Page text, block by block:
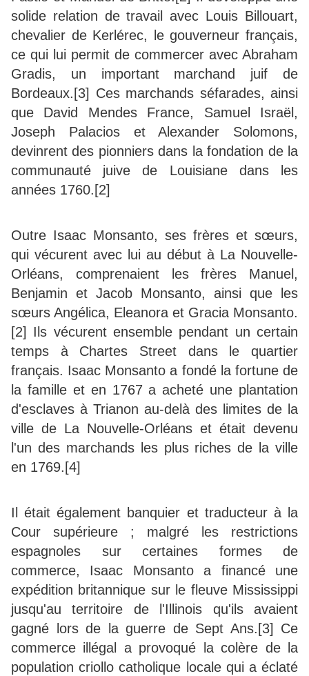
solide relation de travail avec Louis Billouart,
chevalier de Kerlérec, le gouverneur français,
ce qui lui permit de commercer avec Abraham
Gradis, un important marchand juif de
Bordeaux.[3] Ces marchands séfarades, ainsi
que David Mendes France, Samuel Israël,
Joseph Palacios et Alexander Solomons,
devinrent des pionniers dans la fondation de la
communauté juive de Louisiane dans les
années 1760.[2]
Outre Isaac Monsanto, ses frères et sœurs,
qui vécurent avec lui au début à La Nouvelle-
Orléans, comprenaient les frères Manuel,
Benjamin et Jacob Monsanto, ainsi que les
sœurs Angélica, Eleanora et Gracia Monsanto.
[2] Ils vécurent ensemble pendant un certain
temps à Chartes Street dans le quartier
français. Isaac Monsanto a fondé la fortune de
la famille et en 1767 a acheté une plantation
d'esclaves à Trianon au-delà des limites de la
ville de La Nouvelle-Orléans et était devenu
l'un des marchands les plus riches de la ville
en 1769.[4]
Il était également banquier et traducteur à la
Cour supérieure ; malgré les restrictions
espagnoles sur certaines formes de
commerce, Isaac Monsanto a financé une
expédition britannique sur le fleuve Mississippi
jusqu'au territoire de l'Illinois qu'ils avaient
gagné lors de la guerre de Sept Ans.[3] Ce
commerce illégal a provoqué la colère de la
population criollo catholique locale qui a éclaté